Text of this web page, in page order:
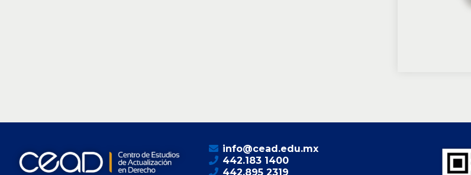
info@cead.edu.mx
442.183 1400
442.895 2319